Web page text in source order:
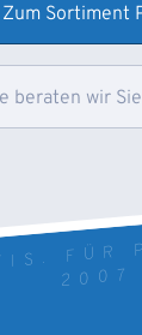
Zum Sortiment
beraten wir
FÜR
2007